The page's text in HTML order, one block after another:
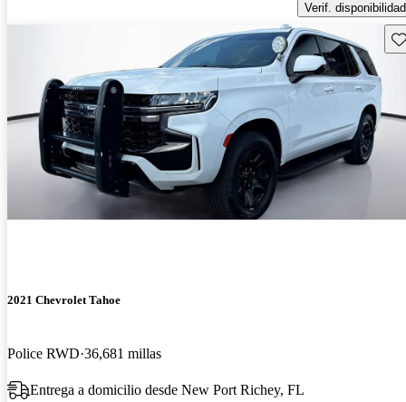
Verif. disponibilidad
2021 Chevrolet Tahoe
Police RWD 36,681 millas
Entrega a domicilio desde New Port Richey, FL